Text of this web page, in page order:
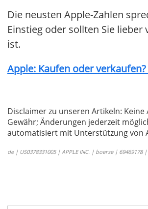
Die neusten Apple-Zahlen
Einstieg oder sollten Sie
ist.
Apple: Kaufen oder
Disclaimer zu unseren Artikeln:
Gewähr; Änderungen jederzeit
automatisiert mit Unterstützung von
de | US0378331005 | APPLE INC. | boerse | 69469178